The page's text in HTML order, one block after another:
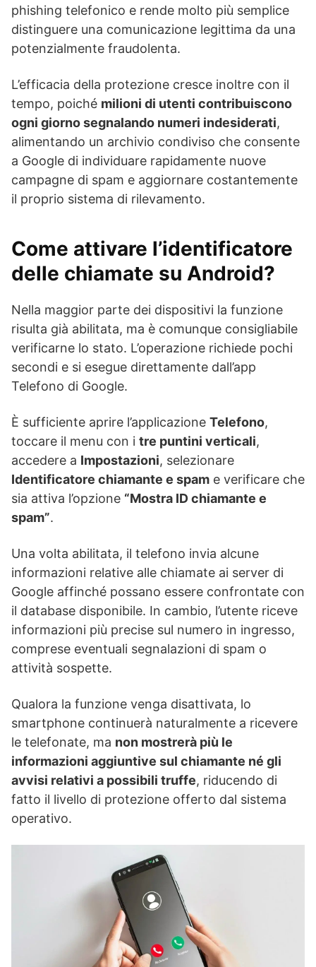
phishing telefonico e rende molto più semplice
distinguere una comunicazione legittima da una
potenzialmente fraudolenta.
L’efficacia della protezione cresce inoltre con il
tempo, poiché milioni di utenti contribuiscono
ogni giorno segnalando numeri indesiderati,
alimentando un archivio condiviso che consente
a Google di individuare rapidamente nuove
campagne di spam e aggiornare costantemente
il proprio sistema di rilevamento.
Come attivare l’identificatore
delle chiamate su Android?
Nella maggior parte dei dispositivi la funzione
risulta già abilitata, ma è comunque consigliabile
verificarne lo stato. L’operazione richiede pochi
secondi e si esegue direttamente dall’app
Telefono di Google.
È sufficiente aprire l’applicazione Telefono,
toccare il menu con i tre puntini verticali,
accedere a Impostazioni, selezionare
Identificatore chiamante e spam e verificare che
sia attiva l’opzione “Mostra ID chiamante e
spam”.
Una volta abilitata, il telefono invia alcune
informazioni relative alle chiamate ai server di
Google affinché possano essere confrontate con
il database disponibile. In cambio, l’utente riceve
informazioni più precise sul numero in ingresso,
comprese eventuali segnalazioni di spam o
attività sospette.
Qualora la funzione venga disattivata, lo
smartphone continuerà naturalmente a ricevere
le telefonate, ma non mostrerà più le
informazioni aggiuntive sul chiamante né gli
avvisi relativi a possibili truffe, riducendo di
fatto il livello di protezione offerto dal sistema
operativo.